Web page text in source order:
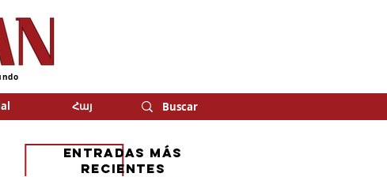
Հայ
eNTRADAS MÁS
RECIENTES